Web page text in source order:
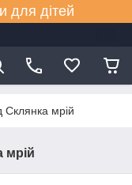
для дітей
Склянка мрій
мрій